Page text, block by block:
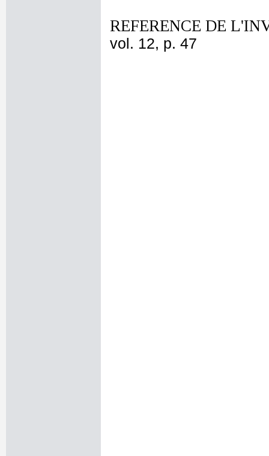
REFERENCE DE
vol. 12, p. 47